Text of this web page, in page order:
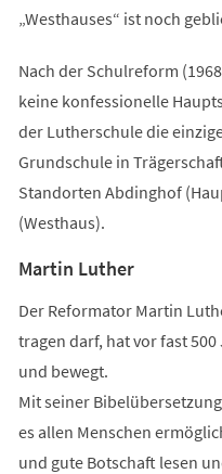
„Westhauses“ ist noch
Nach der Schulreform
keine konfessionelle
der Lutherschule die
Grundschule in
Standorten Abdinghof
(Westhaus).
Martin Luther
Der Reformator Martin
tragen darf, hat vor fast
und bewegt.
Mit seiner
es allen Menschen
und gute Botschaft lesen